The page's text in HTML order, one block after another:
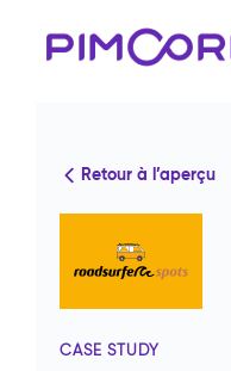
Retour à l’aperçu
CASE STUDY